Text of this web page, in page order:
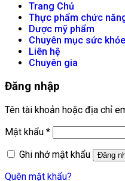
Trang Chủ
Thực phẩm chức
Dược mỹ phẩm
Chuyên mục sức khỏe
Liên hệ
Chuyên gia
Đăng nhập
Tên tài khoản hoặc địa chỉ
Mật khẩu *Bắt
buộc
Ghi nhớ mật khẩu
Đăng
Quên mật khẩu?